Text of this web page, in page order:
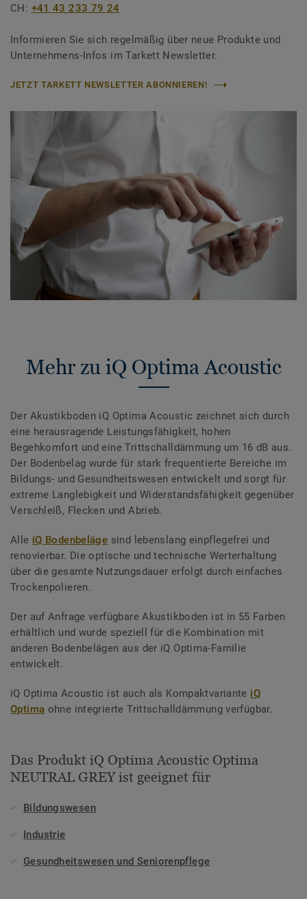
CH: +41 43 233 79 24
Informieren Sie sich regelmäßig über neue Produkte und
Unternehmens-Infos im Tarkett Newsletter.
JETZT TARKETT NEWSLETTER ABONNIEREN!
Mehr zu iQ Optima Acoustic
Der Akustikboden iQ Optima Acoustic zeichnet sich durch
eine herausragende Leistungsfähigkeit, hohen
Begehkomfort und eine Trittschalldämmung um 16 dB aus.
Der Bodenbelag wurde für stark frequentierte Bereiche im
Bildungs- und Gesundheitswesen entwickelt und sorgt für
extreme Langlebigkeit und Widerstandsfähigkeit gegenüber
Verschleiß, Flecken und Abrieb.
Alle iQ Bodenbeläge sind lebenslang einpflegefrei und
renovierbar. Die optische und technische Werterhaltung
über die gesamte Nutzungsdauer erfolgt durch einfaches
Trockenpolieren.
Der auf Anfrage verfügbare Akustikboden ist in 55 Farben
erhältlich und wurde speziell für die Kombination mit
anderen Bodenbelägen aus der iQ Optima-Familie
entwickelt.
iQ Optima Acoustic ist auch als Kompaktvariante iQ
Optima ohne integrierte Trittschalldämmung verfügbar.
Das Produkt iQ Optima Acoustic Optima
NEUTRAL GREY ist geeignet für
Bildungswesen
Industrie
Gesundheitswesen und Seniorenpflege